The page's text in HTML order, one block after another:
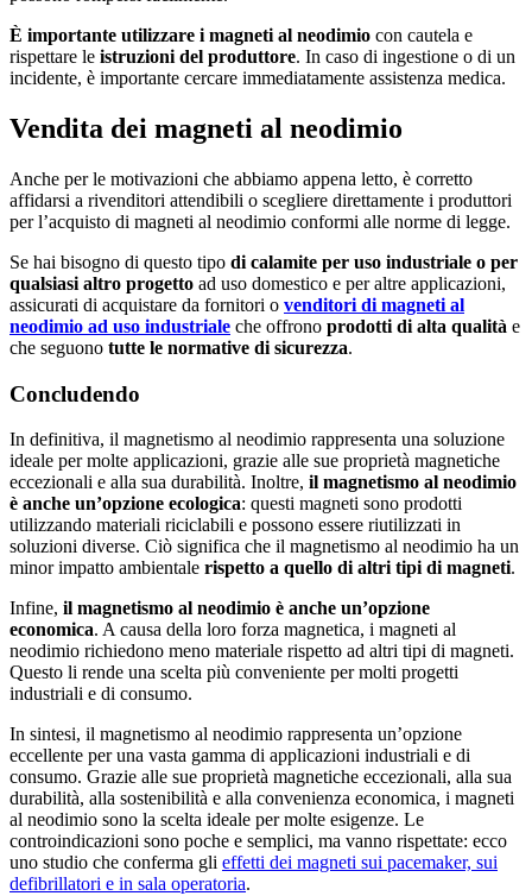
È importante utilizzare i magneti al neodimio con cautela e
rispettare le istruzioni del produttore. In caso di ingestione o di un
incidente, è importante cercare immediatamente assistenza medica.
Vendita dei magneti al neodimio
Anche per le motivazioni che abbiamo appena letto, è corretto
affidarsi a rivenditori attendibili o scegliere direttamente i produttori
per l’acquisto di magneti al neodimio conformi alle norme di legge.
Se hai bisogno di questo tipo di calamite per uso industriale o per
qualsiasi altro progetto ad uso domestico e per altre applicazioni,
assicurati di acquistare da fornitori o venditori di magneti al
neodimio ad uso industriale che offrono prodotti di alta qualità e
che seguono tutte le normative di sicurezza.
Concludendo
In definitiva, il magnetismo al neodimio rappresenta una soluzione
ideale per molte applicazioni, grazie alle sue proprietà magnetiche
eccezionali e alla sua durabilità. Inoltre, il magnetismo al neodimio
è anche un’opzione ecologica: questi magneti sono prodotti
utilizzando materiali riciclabili e possono essere riutilizzati in
soluzioni diverse. Ciò significa che il magnetismo al neodimio ha un
minor impatto ambientale rispetto a quello di altri tipi di magneti.
Infine, il magnetismo al neodimio è anche un’opzione
economica. A causa della loro forza magnetica, i magneti al
neodimio richiedono meno materiale rispetto ad altri tipi di magneti.
Questo li rende una scelta più conveniente per molti progetti
industriali e di consumo.
In sintesi, il magnetismo al neodimio rappresenta un’opzione
eccellente per una vasta gamma di applicazioni industriali e di
consumo. Grazie alle sue proprietà magnetiche eccezionali, alla sua
durabilità, alla sostenibilità e alla convenienza economica, i magneti
al neodimio sono la scelta ideale per molte esigenze. Le
controindicazioni sono poche e semplici, ma vanno rispettate: ecco
uno studio che conferma gli effetti dei magneti sui pacemaker, sui
defibrillatori e in sala operatoria.